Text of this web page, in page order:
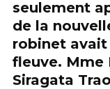
seulement
de la
robinet
fleuve. Mme
Siragata